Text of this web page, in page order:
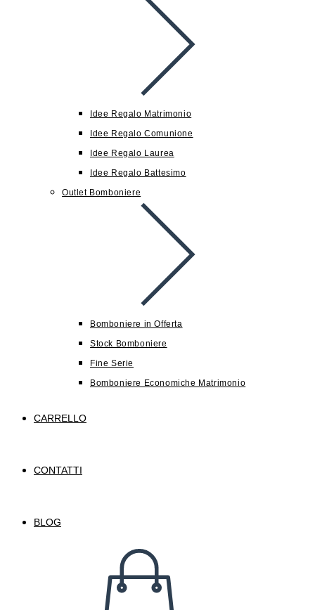
Idee Regalo Matrimonio
Idee Regalo Comunione
Idee Regalo Laurea
Idee Regalo Battesimo
Outlet Bomboniere
Bomboniere in Offerta
Stock Bomboniere
Fine Serie
Bomboniere Economiche Matrimonio
CARRELLO
CONTATTI
BLOG